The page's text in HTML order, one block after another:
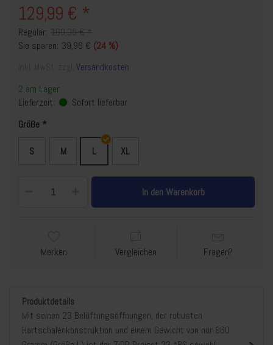
129,99 € *
Regulär: 169,95 € *
Sie sparen: 39,96 € (24 %)
Versandkosten
2 am Lager
Lieferzeit:
Sofort lieferbar
Größe
S M L XL
In den Warenkorb
Merken Vergleichen Fragen?
Produktdetails
Mit seinen 23 Belüftungsöffnungen, der robusten
Hartschalenkonstruktion und einem Gewicht von nur 860